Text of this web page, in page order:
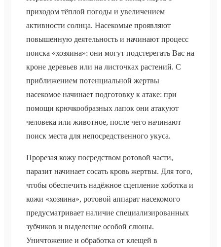
приходом тёплой погоды и увеличением
активности солнца. Насекомые проявляют
повышенную деятельность и начинают процесс
поиска «хозяина»: они могут подстерегать Вас на
кроне деревьев или на листочках растений. С
приближением потенциальной жертвы
насекомое начинает подготовку к атаке: при
помощи крючкообразных лапок они атакуют
человека или животное, после чего начинают
поиск места для непосредственного укуса.
Прорезая кожу посредством ротовой части,
паразит начинает сосать кровь жертвы. Для того,
чтобы обеспечить надёжное сцепление хоботка и
кожи «хозяина», ротовой аппарат насекомого
предусматривает наличие специализированных
зубчиков и выделение особой слюны.
Уничтожение и обработка от клещей в